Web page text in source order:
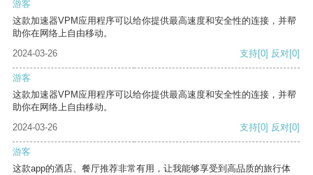
游客
这款加速器VPM应用程序可以给你提供最高速度和安全性的连接，并帮
助你在网络上自由移动。
2024-03-26
支持[0] 反对[0]
游客
这款加速器VPM应用程序可以给你提供最高速度和安全性的连接，并帮
助你在网络上自由移动。
2024-03-26
支持[0] 反对[0]
游客
这款app的酒店、餐厅推荐非常有用，让我能够享受到高品质的旅行体